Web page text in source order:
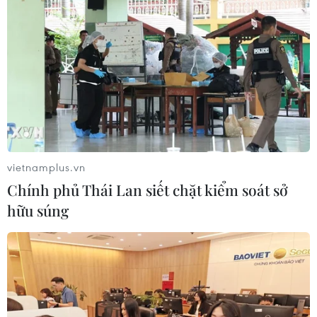
giao hệ thống phòng không cho
Ukraine
06/08/2026 12:24
Thắt chặt tình hữu nghị sắt son giữa
các cựu chuyên gia quân sự Nga với
Việt Nam
Anh công bố kết quả điều tra ban
đầu vụ đâm dao ở trung tâm London
06/08/2026 06:00
Ba Lan thảo luận việc thành lập căn
vietnamplus.vn
Chính phủ Thái Lan siết chặt kiểm soát sở
hữu súng